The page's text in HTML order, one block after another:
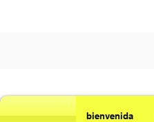
bienvenida